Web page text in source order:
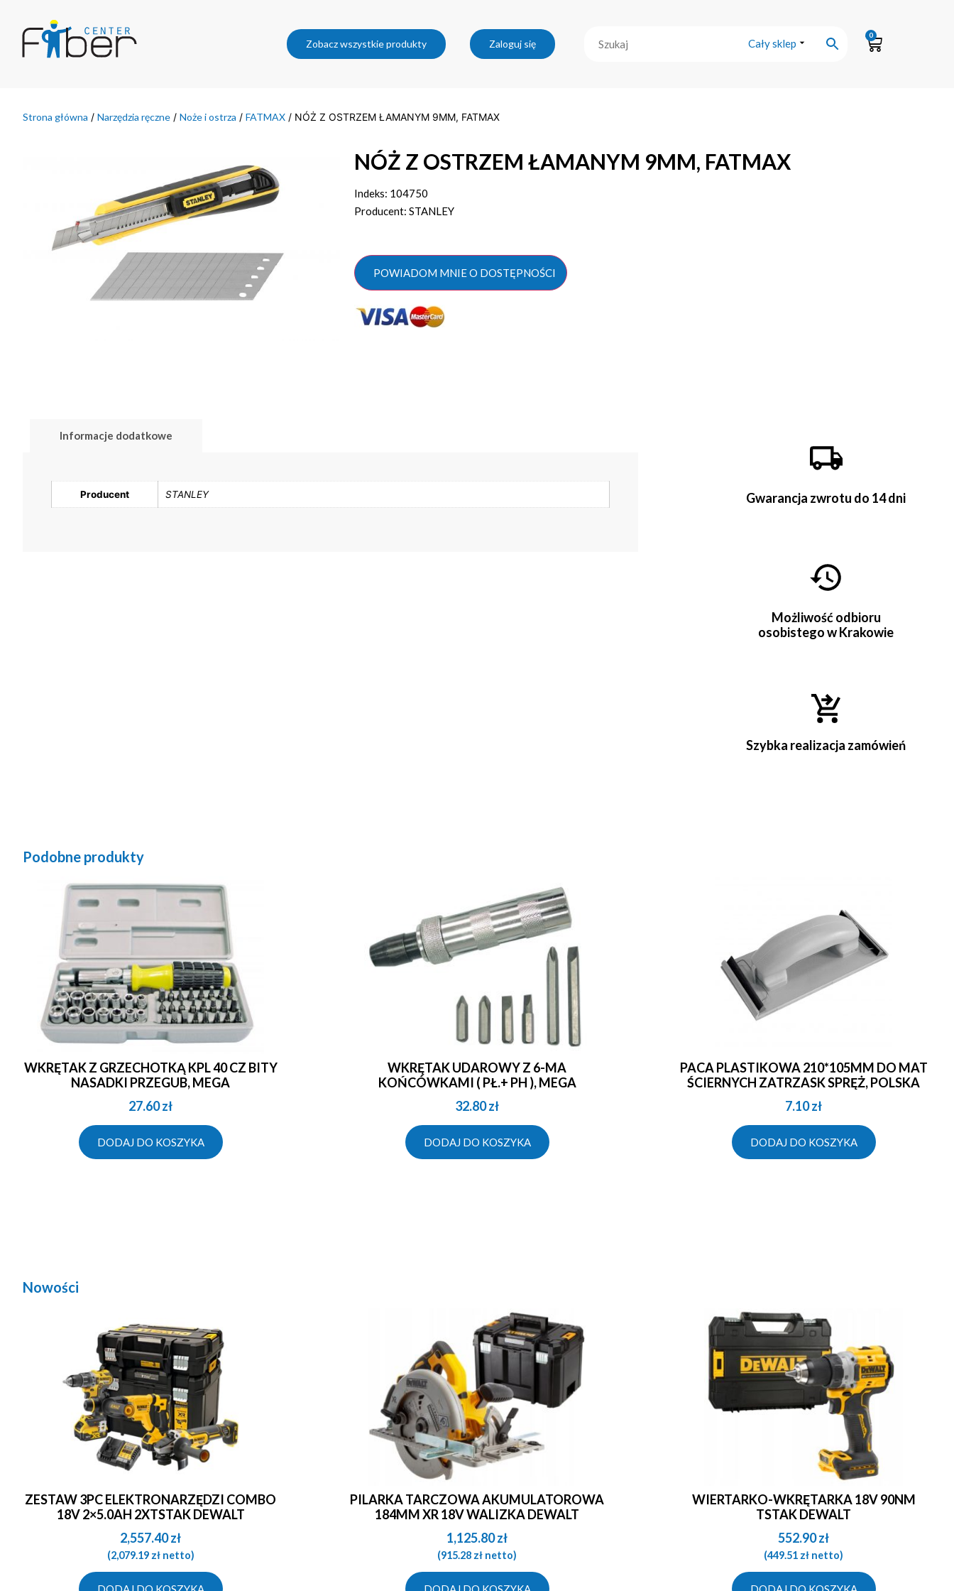
Zobacz wszystkie produkty Zaloguj się Cały sklep
0
Strona główna / Narzędzia ręczne / Noże i ostrza / FATMAX / NÓŻ Z OSTRZEM ŁAMANYM 9MM, FATMAX
NÓŻ Z OSTRZEM ŁAMANYM 9MM, FATMAX
Indeks: 104750
Producent: STANLEY
POWIADOM MNIE O DOSTĘPNOŚCI
Informacje dodatkowe
Producent STANLEY Gwarancja zwrotu do 14 dni
Możliwość odbioru
osobistego w Krakowie
Szybka realizacja zamówień
Podobne produkty
WKRĘTAK Z GRZECHOTKĄ KPL 40 CZ BITY
NASADKI PRZEGUB, MEGA
27.60zł
DODAJ DO KOSZYKA
WKRĘTAK UDAROWY Z 6-MA
KOŃCÓWKAMI ( PŁ.+ PH ), MEGA
32.80zł
DODAJ DO KOSZYKA
PACA PLASTIKOWA 210*105MM DO MAT
ŚCIERNYCH ZATRZASK SPRĘŻ, POLSKA
7.10zł
DODAJ DO KOSZYKA
Nowości
ZESTAW 3PC ELEKTRONARZĘDZI COMBO
18V 2×5.0AH 2XTSTAK DEWALT
2,557.40zł
(2,079.19 złnetto)
PILARKA TARCZOWA AKUMULATOROWA
184MM XR 18V WALIZKA DEWALT
1,125.80zł
(915.28 zł netto)
WIERTARKO-WKRĘTARKA 18V 90NM
TSTAK DEWALT
552.90zł
(449.51 zł netto)